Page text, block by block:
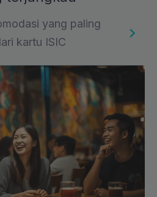
yang paling
kartu ISIC